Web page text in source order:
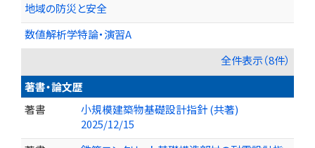
地域の防災と安全
数値解析学特論・演習A
全件表示（8件）
著書・論文歴
著書
小規模建築物基礎設計指針 (共著)
2025/12/15